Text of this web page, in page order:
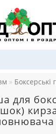
Боксерські
для